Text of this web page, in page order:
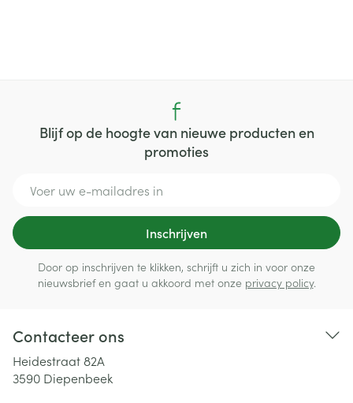
Blijf op de hoogte van nieuwe producten en
promoties
Inschrijven
Door op inschrijven te klikken, schrijft u zich in voor onze
nieuwsbrief en gaat u akkoord met onze privacy policy.
Contacteer ons
Heidestraat 82A
3590 Diepenbeek